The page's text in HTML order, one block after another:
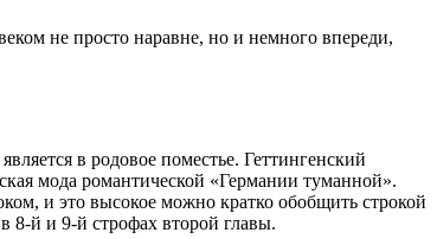
не просто наравне, но и немного впереди,
в родовое поместье. Геттингенский
мода романтической «Германии туманной».
и это высокое можно кратко обобщить строкой
й и 9-й строфах второй главы.